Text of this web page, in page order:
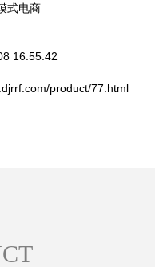
式电商
16:55:42
product/77.html